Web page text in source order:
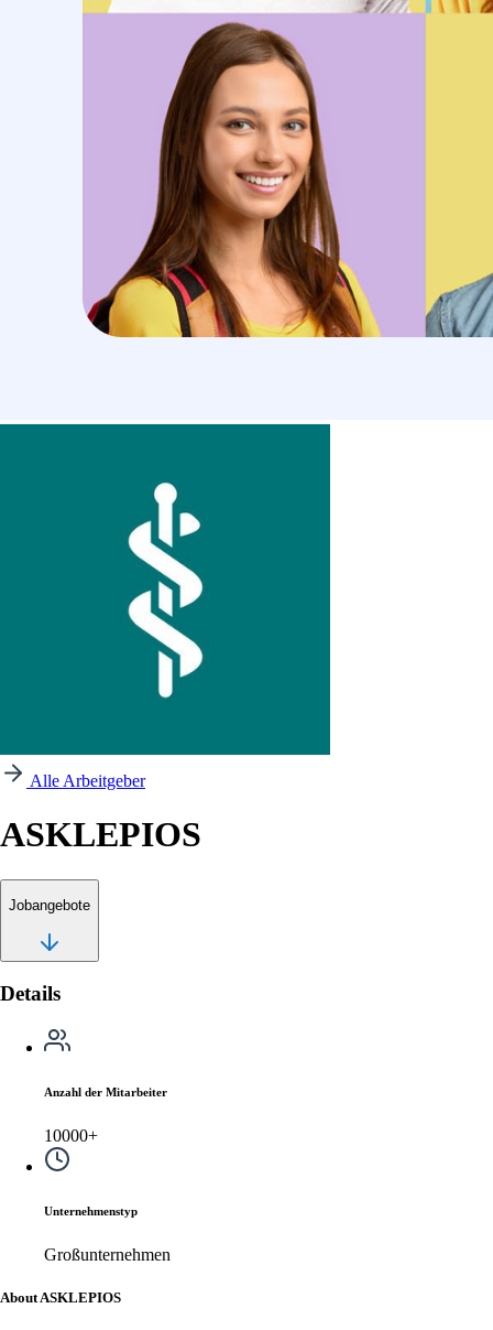
Alle Arbeitgeber
ASKLEPIOS
Jobangebote
Details
Anzahl der Mitarbeiter
10000+
Unternehmenstyp
Großunternehmen
About ASKLEPIOS